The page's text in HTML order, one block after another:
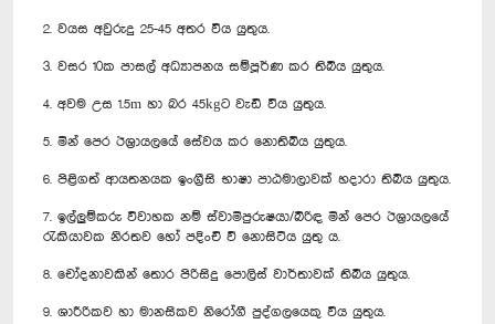
2. වයස අවුරුදු 25-45 අතර විය යුතුය.
3. වසර 10ක පාසල් අධ්‍යාපනය සම්පූර්ණ කර තිබිය යුතුය.
4. අවම උස 1.5m හා බර 45kgට වැඩි විය යුතුය.
5. මින් පෙර ඊශ්‍රායලයේ සේවය කර නොතිබිය යුතුය.
6. පිළිගත් ආයතනයක ඉංග්‍රීසි භාෂා පාඨමාලාවක් හදාරා තිබිය යුතුය.
7. ඉල්ලුම්කරු විවාහක නම් ස්වාමිපුරුෂයා/බිරිඳ මින් පෙර ඊශ්‍රායලයේ
රැකියාවක නිරතව හෝ පදිංචි වී නොසිටිය යුතු ය.
8. චෝදනාවකින් තොර පිරිසිදු පොලිස් වාර්තාවක් තිබිය යුතුය.
9. ශාරීරිකව හා මානසිකව නිරෝගී පුද්ගලයෙකු විය යුතුය.